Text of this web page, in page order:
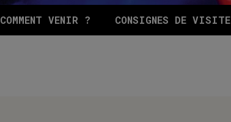
COMMENT VENIR ? CONSIGNES DE VISITE